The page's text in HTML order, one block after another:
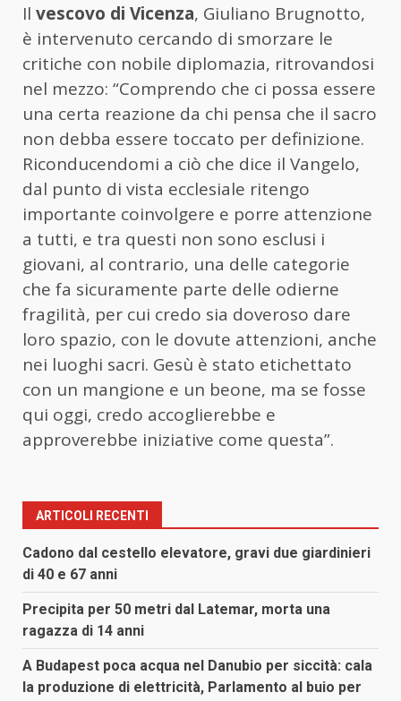
Il vescovo di Vicenza, Giuliano Brugnotto,
è intervenuto cercando di smorzare le
critiche con nobile diplomazia, ritrovandosi
nel mezzo: “Comprendo che ci possa essere
una certa reazione da chi pensa che il sacro
non debba essere toccato per definizione.
Riconducendomi a ciò che dice il Vangelo,
dal punto di vista ecclesiale ritengo
importante coinvolgere e porre attenzione
a tutti, e tra questi non sono esclusi i
giovani, al contrario, una delle categorie
che fa sicuramente parte delle odierne
fragilità, per cui credo sia doveroso dare
loro spazio, con le dovute attenzioni, anche
nei luoghi sacri. Gesù è stato etichettato
con un mangione e un beone, ma se fosse
qui oggi, credo accoglierebbe e
approverebbe iniziative come questa”.
ARTICOLI RECENTI
Cadono dal cestello elevatore, gravi due giardinieri
di 40 e 67 anni
Precipita per 50 metri dal Latemar, morta una
ragazza di 14 anni
A Budapest poca acqua nel Danubio per siccità: cala
la produzione di elettricità, Parlamento al buio per